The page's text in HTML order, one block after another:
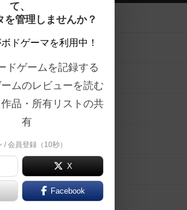
て、
を管理しませんか？
ドゲーマを利用中！
ドゲームを記録する
ムのレビューを読む
品・所有リストの共
有
/ 会員登録（10秒）
X
Facebook
検索する
新着レビュー
報
クス
一覧
界コラム